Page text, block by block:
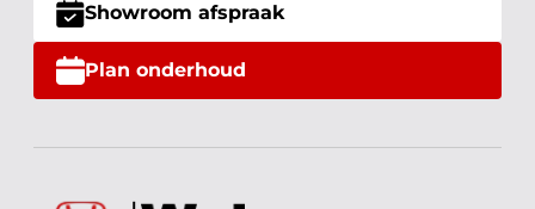
Showroom afspraak
Plan onderhoud